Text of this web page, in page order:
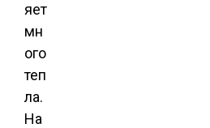
яет
мн
ого
теп
ла.
На